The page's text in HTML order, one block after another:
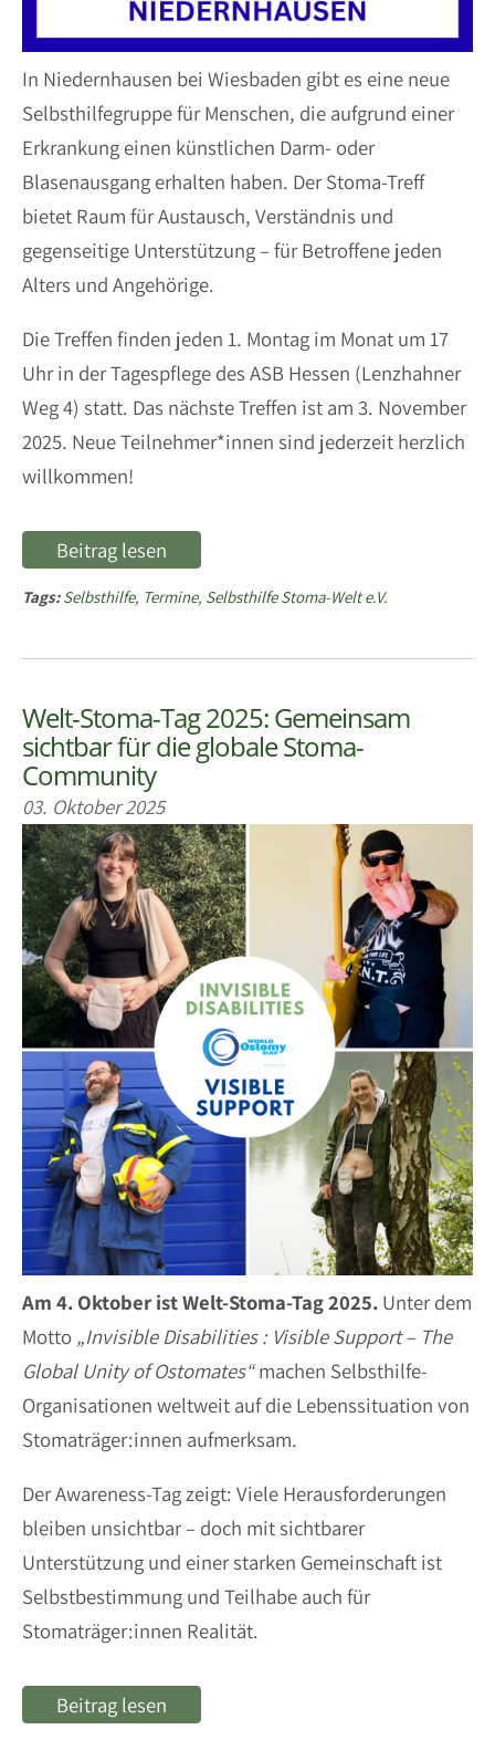
In Niedernhausen bei Wiesbaden gibt es eine neue
Selbsthilfegruppe für Menschen, die aufgrund einer
Erkrankung einen künstlichen Darm- oder
Blasenausgang erhalten haben. Der Stoma-Treff
bietet Raum für Austausch, Verständnis und
gegenseitige Unterstützung – für Betroffene jeden
Alters und Angehörige.
Die Treffen finden jeden 1. Montag im Monat um 17
Uhr in der Tagespflege des ASB Hessen (Lenzhahner
Weg 4) statt. Das nächste Treffen ist am 3. November
2025. Neue Teilnehmer*innen sind jederzeit herzlich
willkommen!
Beitrag lesen
Tags:Selbsthilfe, Termine, Selbsthilfe Stoma-Welt e.V.
Welt-Stoma-Tag 2025: Gemeinsam
sichtbar für die globale Stoma-
Community
03. Oktober 2025
Am 4. Oktober ist Welt-Stoma-Tag 2025. Unter dem
Motto „Invisible Disabilities : Visible Support – The
Global Unity of Ostomates“machen Selbsthilfe-
Organisationen weltweit auf die Lebenssituation von
Stomaträger:innen aufmerksam.
Der Awareness-Tag zeigt: Viele Herausforderungen
bleiben unsichtbar – doch mit sichtbarer
Unterstützung und einer starken Gemeinschaft ist
Selbstbestimmung und Teilhabe auch für
Stomaträger:innen Realität.
Beitrag lesen